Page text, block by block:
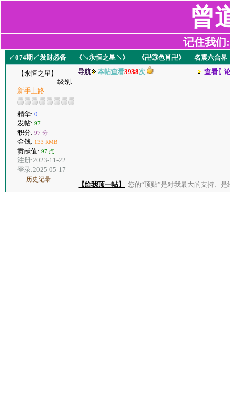
曾
记住我们
↙074期↙发财必备──《↘永恒之星↘》──《卍③色肖卍》──名震六合界
【永恒之星】
级别:
新手上路
精华: 0
发帖: 97
积分: 97 分
金钱: 133 RMB
贡献值: 97 点
注册:2023-11-22
登录:2025-05-17
历史记录
导航 本帖查看3938次 查看〖
【给我顶一帖】 您的“顶贴”是对我最大的支持、